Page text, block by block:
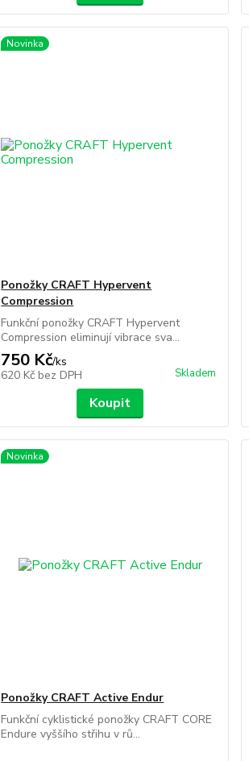
Novinka
Ponožky CRAFT Hypervent
Compression
Funkční ponožky CRAFT Hypervent
Compression eliminují vibrace sva...
750 Kč/ks
620 Kč bez DPH Skladem
Koupit
Novinka
Ponožky CRAFT Active Endur
Funkční cyklistické ponožky CRAFT CORE
Endure vyššího střihu v rů...